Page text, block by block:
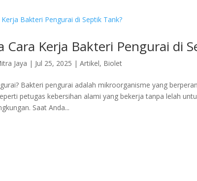
Cara Kerja Bakteri Pengurai di
Jaya | Jul 25, 2025 |Artikel, Biolet
Bakteri pengurai adalah mikroorganisme yang
petugas kebersihan alami yang bekerja tanpa lelah
Saat Anda...